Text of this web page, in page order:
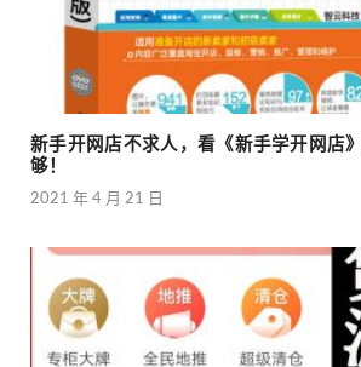
新手开网店不求人，看《新手学开网店
够！
2021 年 4 月 21 日